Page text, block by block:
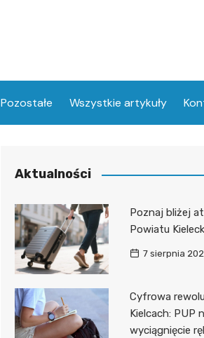
Pozostałe Wszystkie artykuły
Aktualności
Poznaj bliżej
Powiatu
7 sierpnia
Cyfrowa
Kielcach: PUP
wyciągnięcie